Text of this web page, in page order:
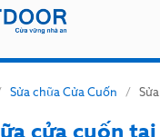
Sửa chữa Cửa Cuốn /
cửa cuốn